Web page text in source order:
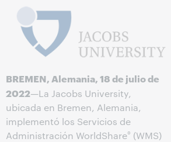
BREMEN, Alemania, 18 de julio de
2022—La Jacobs University,
ubicada en Bremen, Alemania,
implementó los Servicios de
Administración WorldShare® (WMS)